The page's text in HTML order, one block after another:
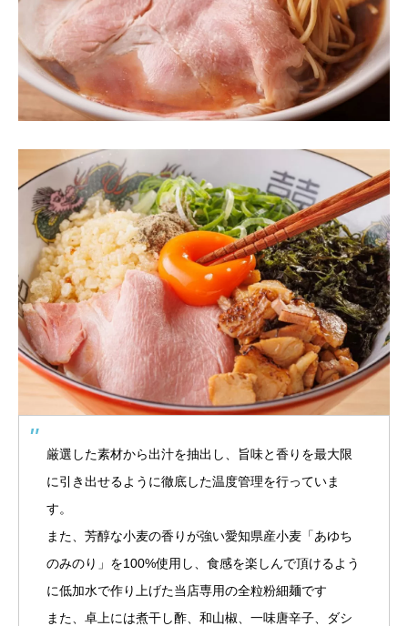
厳選した素材から出汁を抽出し、旨味と香りを最大限
に引き出せるように徹底した温度管理を行っていま
す。
また、芳醇な小麦の香りが強い愛知県産小麦「あゆち
のみのり」を100%使用し、食感を楽しんで頂けるよう
に低加水で作り上げた当店専用の全粒粉細麺です
また、卓上には煮干し酢、和山椒、一味唐辛子、ダシ